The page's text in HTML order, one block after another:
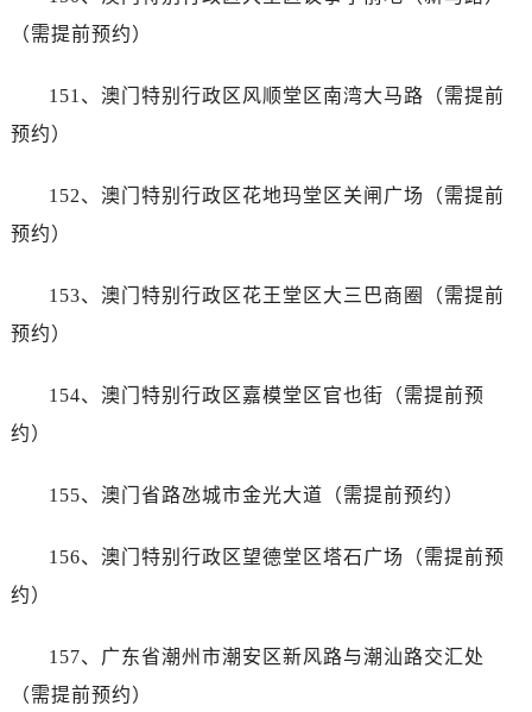
云南省普洱市思茅区振兴大道帝舵售后服务中心（需提前预约）
云南省西双版纳傣族自治州景洪市宣慰大道帝舵售后服务中心（需提前预约）
重庆市江北区观音桥步行街2号融恒时代广场9层902室帝舵售后服务中心（需提前预约）
黑龙江省哈尔滨市市南岗区东大直街146号上和置地广场金座12层1214室帝舵售后服务中心（需提前预约）
广东省东莞市市东城街道鸿福东路1号民盈国贸中心T1写字楼9层907室帝舵售后服务中心（需提前预约）
（需提前预约）
151、澳门特别行政区风顺堂区南湾大马路（需提前
预约）
152、澳门特别行政区花地玛堂区关闸广场（需提前
预约）
153、澳门特别行政区花王堂区大三巴商圈（需提前
预约）
154、澳门特别行政区嘉模堂区官也街（需提前预
约）
155、澳门省路氹城市金光大道（需提前预约）
156、澳门特别行政区望德堂区塔石广场（需提前预
约）
157、广东省潮州市潮安区新风路与潮汕路交汇处
（需提前预约）